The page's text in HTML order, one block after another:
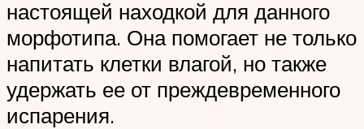
настоящей находкой для данного
морфотипа. Она помогает не только
напитать клетки влагой, но также
удержать ее от преждевременного
испарения.